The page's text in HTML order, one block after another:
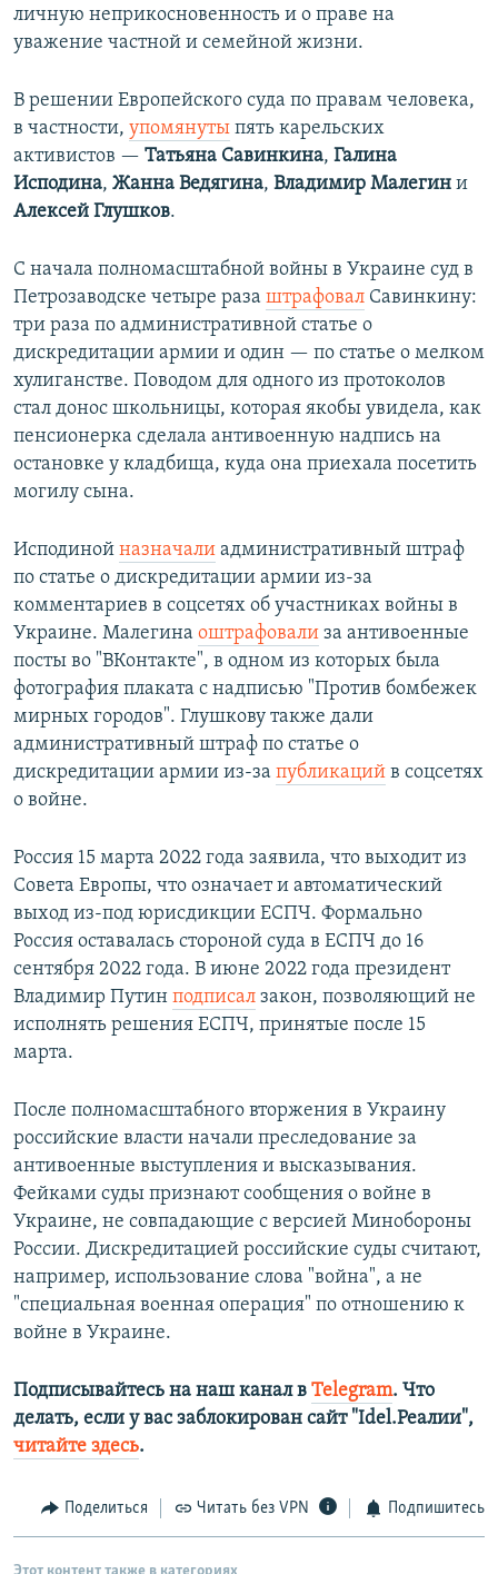
личную неприкосновенность и о праве на
уважение частной и семейной жизни.
В решении Европейского суда по правам человека,
в частности, упомянуты пять карельских
активистов — Татьяна Савинкина, Галина
Исподина, Жанна Ведягина, Владимир Малегин и
Алексей Глушков.
С начала полномасштабной войны в Украине суд в
Петрозаводске четыре раза штрафовал Савинкину:
три раза по административной статье о
дискредитации армии и один — по статье о мелком
хулиганстве. Поводом для одного из протоколов
стал донос школьницы, которая якобы увидела, как
пенсионерка сделала антивоенную надпись на
остановке у кладбища, куда она приехала посетить
могилу сына.
Исподиной назначали административный штраф
по статье о дискредитации армии из-за
комментариев в соцсетях об участниках войны в
Украине. Малегина оштрафовали за антивоенные
посты во "ВКонтакте", в одном из которых была
фотография плаката с надписью "Против бомбежек
мирных городов". Глушкову также дали
административный штраф по статье о
дискредитации армии из-за публикаций в соцсетях
о войне.
Россия 15 марта 2022 года заявила, что выходит из
Совета Европы, что означает и автоматический
выход из-под юрисдикции ЕСПЧ. Формально
Россия оставалась стороной суда в ЕСПЧ до 16
сентября 2022 года. В июне 2022 года президент
Владимир Путин подписал закон, позволяющий не
исполнять решения ЕСПЧ, принятые после 15
марта.
После полномасштабного вторжения в Украину
российские власти начали преследование за
антивоенные выступления и высказывания.
Фейками суды признают сообщения о войне в
Украине, не совпадающие с версией Минобороны
России. Дискредитацией российские суды считают,
например, использование слова "война", а не
"специальная военная операция" по отношению к
войне в Украине.
Подписывайтесь на наш канал в Telegram. Что
делать, если у вас заблокирован сайт "Idel.Реалии",
читайте здесь.
Поделиться Читать без VPN Подпишитесь